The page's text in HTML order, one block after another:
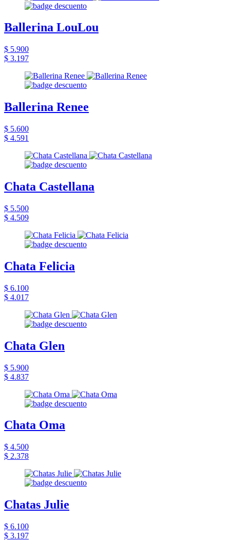
Ballerina LouLou
$ 5.900
$ 3.197
Ballerina Renee
$ 5.600
$ 4.591
Chata Castellana
$ 5.500
$ 4.509
Chata Felicia
$ 6.100
$ 4.017
Chata Glen
$ 5.900
$ 4.837
Chata Oma
$ 4.500
$ 2.378
Chatas Julie
$ 6.100
$ 3.197